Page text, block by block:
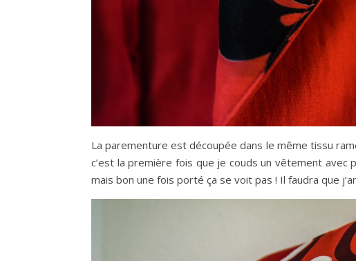
La parementure est découpée dans le même tissu
c’est la première fois que je couds un vêtement avec
mais bon une fois porté ça se voit pas ! Il faudra que